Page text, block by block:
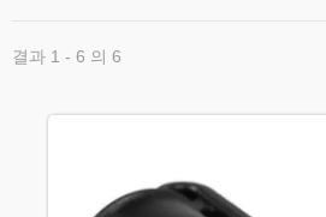
결과 1 - 6 의 6